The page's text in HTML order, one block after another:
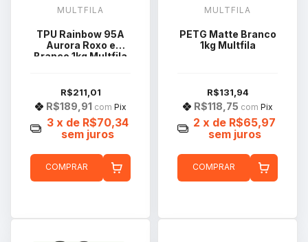
MULTFILA
TPU Rainbow 95A
Aurora Roxo e
Branco 1kg Multfila
R$211,01
R$189,91 com Pix
3 x de R$70,34
sem juros
COMPRAR
MULTFILA
PETG Matte Branco
1kg Multfila
R$131,94
R$118,75 com Pix
2 x de R$65,97
sem juros
COMPRAR